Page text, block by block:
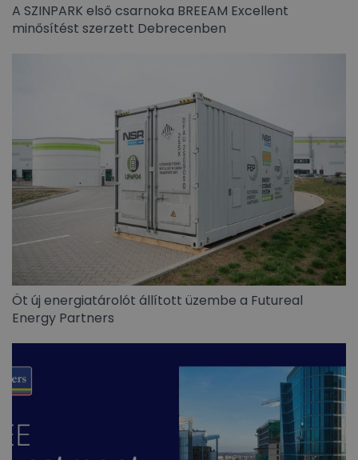
A SZINPARK első csarnoka BREEAM Excellent
minősítést szerzett Debrecenben
Öt új energiatárolót állított üzembe a Futureal
Energy Partners